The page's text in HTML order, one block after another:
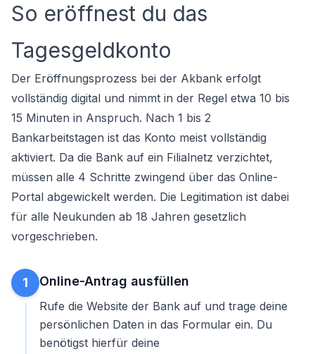
So eröffnest du das
Tagesgeldkonto
Der Eröffnungsprozess bei der Akbank erfolgt
vollständig digital und nimmt in der Regel etwa 10 bis
15 Minuten in Anspruch. Nach 1 bis 2
Bankarbeitstagen ist das Konto meist vollständig
aktiviert. Da die Bank auf ein Filialnetz verzichtet,
müssen alle 4 Schritte zwingend über das Online-
Portal abgewickelt werden. Die Legitimation ist dabei
für alle Neukunden ab 18 Jahren gesetzlich
vorgeschrieben.
1 Online-Antrag ausfüllen
Rufe die Website der Bank auf und trage deine
persönlichen Daten in das Formular ein. Du
benötigst hierfür deine